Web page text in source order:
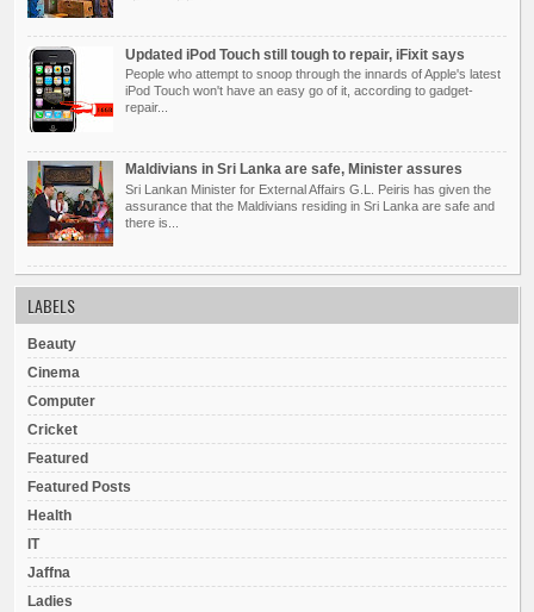
Updated iPod Touch still tough to repair, iFixit says
People who attempt to snoop through the innards of Apple's latest
iPod Touch won't have an easy go of it, according to gadget-
repair...
Maldivians in Sri Lanka are safe, Minister assures
Sri Lankan Minister for External Affairs G.L. Peiris has given the
assurance that the Maldivians residing in Sri Lanka are safe and
there is...
LABELS
Beauty
Cinema
Computer
Cricket
Featured
Featured Posts
Health
IT
Jaffna
Ladies